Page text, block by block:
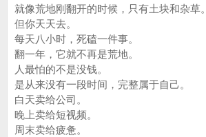
就像荒地刚翻开的时候，只有土块和杂草。
但你天天去。
每天八小时，死磕一件事。
翻一年，它就不再是荒地。
人最怕的不是没钱。
是从来没有一段时间，完整属于自己。
白天卖给公司。
晚上卖给短视频。
周末卖给疲惫。